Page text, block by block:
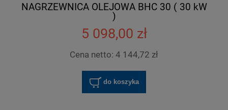
NAGRZEWNICA OLEJOWA BHC 30 ( 30 kW
)
5 098,00 zł
Cena netto: 4 144,72 zł
do koszyka